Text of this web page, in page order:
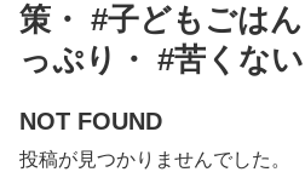
策・ #子どもごは
っぷり・ #苦くな
NOT FOUND
投稿が見つかりませんでした。